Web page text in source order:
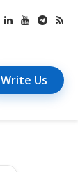
Write Us